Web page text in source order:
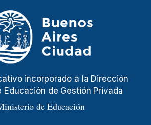
incorporado a la Dirección
Educación de Gestión Privada
de Educación